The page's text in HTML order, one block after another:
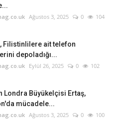
Ağustos 3, 2025 0 104
Filistinlilere ait telefon
depoladığı...
Eylül 26, 2025 0 102
Londra Büyükelçisi Ertaş,
mücadele...
Ağustos 3, 2025 0 100